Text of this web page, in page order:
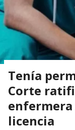
Tenía
Corte
enfermera
licencia